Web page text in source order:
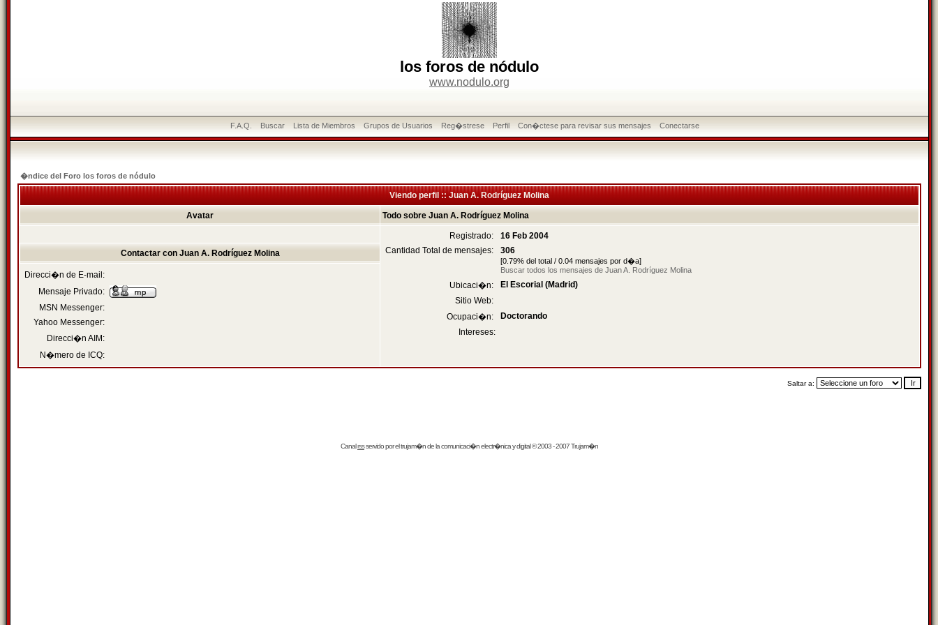
los foros de nódulo
www.nodulo.org
F.A.Q. Buscar Lista de Miembros Grupos de Usuarios Reg�strese Perfil Con�ctese para revisar sus mensajes Conectarse
�ndice del Foro los foros de nódulo
Viendo perfil :: Juan A. Rodríguez Molina
Avatar Todo sobre Juan A. Rodríguez Molina
Registrado:
16 Feb 2004
Cantidad Total de mensajes:
306
[0.79% del total / 0.04 mensajes por d�a]
Buscar todos los mensajes de Juan A. Rodríguez Molina
Ubicaci�n:
El Escorial (Madrid)
Sitio Web:
Ocupaci�n:
Doctorando
Intereses:
Contactar con Juan A. Rodríguez Molina
Direcci�n de E-mail:
Mensaje Privado:
MSN Messenger:
Yahoo Messenger:
Direcci�n AIM:
N�mero de ICQ:
Saltar a:
Canalrssservido por eltrujam�nde la comunicaci�n electr�nica y digital © 2003 - 2007 Trujam�n